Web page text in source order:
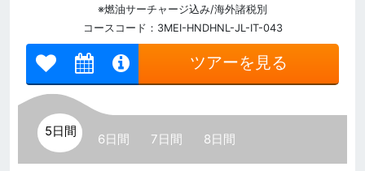
※燃油サーチャージ込み/海外諸税別
コースコード：3MEI-HNDHNL-JL-IT-043
ツアーを見る
5日間
6日間 7日間 8日間